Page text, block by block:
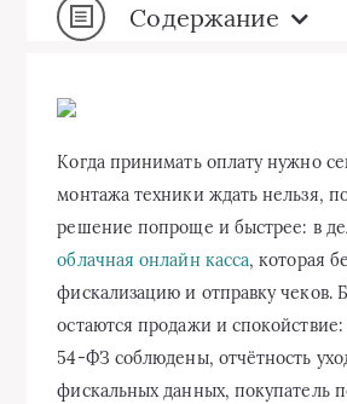
Содержание
Когда принимать оплату нужно
монтажа техники ждать нельзя,
решение попроще и быстрее: в
облачная онлайн касса, которая
фискализацию и отправку чеков.
остаются продажи и спокойствие:
54‑ФЗ соблюдены, отчётность
фискальных данных, покупатель